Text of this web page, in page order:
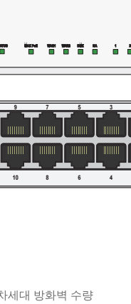
세대 방화벽 수량